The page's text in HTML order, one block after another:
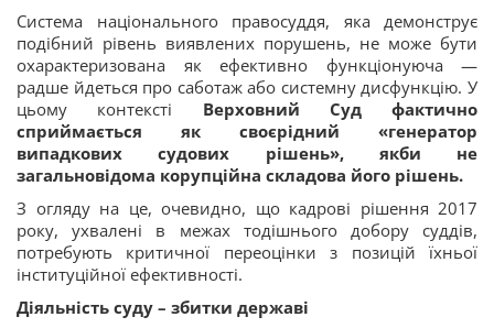
Система національного правосуддя, яка демонструє
подібний рівень виявлених порушень, не може бути
охарактеризована як ефективно функціонуюча —
радше йдеться про саботаж або системну дисфункцію. У
цьому контексті Верховний Суд фактично
сприймається як своєрідний «генератор
випадкових судових рішень», якби не
загальновідома корупційна складова його рішень.
З огляду на це, очевидно, що кадрові рішення 2017
року, ухвалені в межах тодішнього добору суддів,
потребують критичної переоцінки з позицій їхньої
інституційної ефективності.
Діяльність суду – збитки державі